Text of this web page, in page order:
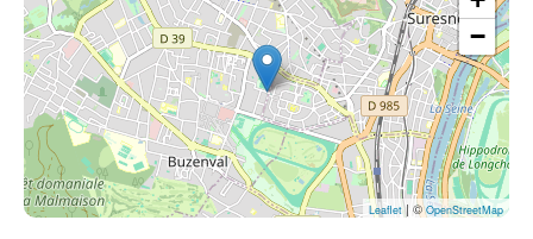
−
Leaflet| ©OpenStreetMap